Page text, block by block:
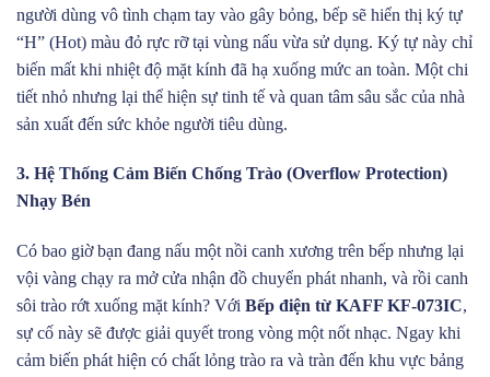
người dùng vô tình chạm tay vào gây bỏng, bếp sẽ hiển thị ký tự
“H” (Hot) màu đỏ rực rỡ tại vùng nấu vừa sử dụng. Ký tự này chỉ
biến mất khi nhiệt độ mặt kính đã hạ xuống mức an toàn. Một chi
tiết nhỏ nhưng lại thể hiện sự tinh tế và quan tâm sâu sắc của nhà
sản xuất đến sức khỏe người tiêu dùng.
3. Hệ Thống Cảm Biến Chống Trào (Overflow Protection)
Nhạy Bén
Có bao giờ bạn đang nấu một nồi canh xương trên bếp nhưng lại
vội vàng chạy ra mở cửa nhận đồ chuyển phát nhanh, và rồi canh
sôi trào rớt xuống mặt kính? Với Bếp điện từ KAFF KF-073IC,
sự cố này sẽ được giải quyết trong vòng một nốt nhạc. Ngay khi
cảm biến phát hiện có chất lỏng trào ra và tràn đến khu vực bảng